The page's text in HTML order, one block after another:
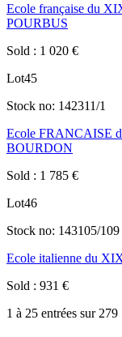
Ecole française du
POURBUS
Sold : 1 020 €
Lot45
Stock no: 142311/1
Ecole FRANCAISE
BOURDON
Sold : 1 785 €
Lot46
Stock no: 143105/109
Ecole italienne du
Sold : 931 €
1 à 25 entrées sur 279